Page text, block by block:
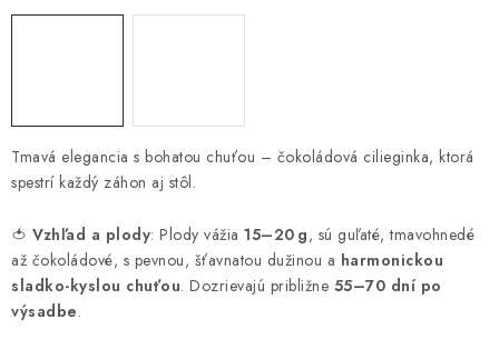
Tmavá elegancia s bohatou chuťou – čokoládová cilieginka, ktorá
spestrí každý záhon aj stôl.
🍅 Vzhľad a plody: Plody vážia 15–20 g, sú guľaté, tmavohnedé
až čokoládové, s pevnou, šťavnatou dužinou a harmonickou
sladko-kyslou chuťou. Dozrievajú približne 55–70 dní po
výsadbe.